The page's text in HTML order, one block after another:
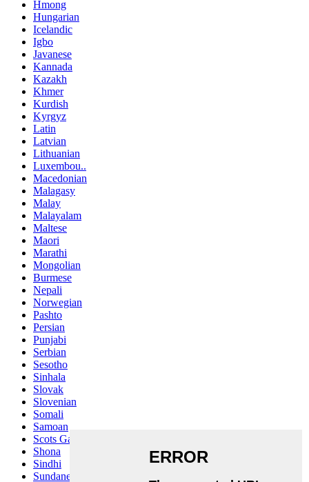
Hmong
Hungarian
Icelandic
Igbo
Javanese
Kannada
Kazakh
Khmer
Kurdish
Kyrgyz
Latin
Latvian
Lithuanian
Luxembou..
Macedonian
Malagasy
Malay
Malayalam
Maltese
Maori
Marathi
Mongolian
Burmese
Nepali
Norwegian
Pashto
Persian
Punjabi
Serbian
Sesotho
Sinhala
Slovak
Slovenian
Somali
Samoan
Scots Gaelic
Shona
Sindhi
Sundanese